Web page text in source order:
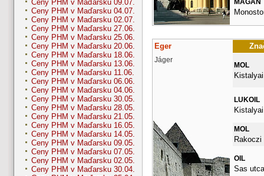
Ceny PHM v Maďarsku 09.07.
Ceny PHM v Maďarsku 04.07.
Ceny PHM v Maďarsku 02.07.
Ceny PHM v Maďarsku 27.06.
Ceny PHM v Maďarsku 25.06.
Ceny PHM v Maďarsku 20.06.
Ceny PHM v Maďarsku 18.06.
Ceny PHM v Maďarsku 13.06.
Ceny PHM v Maďarsku 11.06.
Ceny PHM v Maďarsku 06.06.
Ceny PHM v Maďarsku 04.06.
Ceny PHM v Maďarsku 30.05.
Ceny PHM v Maďarsku 28.05.
Ceny PHM v Maďarsku 21.05.
Ceny PHM v Maďarsku 16.05.
Ceny PHM v Maďarsku 14.05.
Ceny PHM v Maďarsku 09.05.
Ceny PHM v Maďarsku 07.05.
Ceny PHM v Maďarsku 02.05.
Ceny PHM v Maďarsku 30.04.
MAGAN
Eger
Jáger
MOL
LUKOIL
MOL
Rakoczi
OIL
Sas